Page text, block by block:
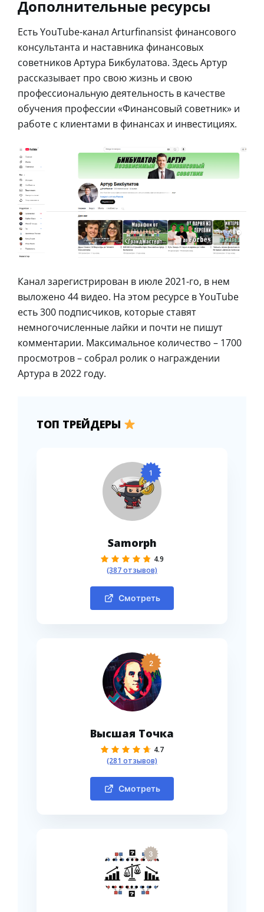
Дополнительные ресурсы
Есть YouTube-канал Arturfinansist финансового
консультанта и наставника финансовых
советников Артура Бикбулатова. Здесь Артур
рассказывает про свою жизнь и свою
профессиональную деятельность в качестве
обучения профессии «Финансовый советник» и
работе с клиентами в финансах и инвестициях.
Канал зарегистрирован в июле 2021-го, в нем
выложено 44 видео. На этом ресурсе в YouTube
есть 300 подписчиков, которые ставят
немногочисленные лайки и почти не пишут
комментарии. Максимальное количество – 1700
просмотров – собрал ролик о награждении
Артура в 2022 году.
ТОП ТРЕЙДЕРЫ
1
Samorph
4.9
(387 отзывов)
Смотреть
2
Высшая Точка
4.7
(281 отзывов)
Смотреть
3